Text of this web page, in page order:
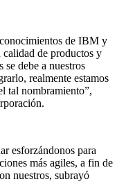
de IBM y
calidad de productos y
se debe a nuestros
realmente estamos
tal nombramiento”,
esforzándonos para
más agiles, a fin de
nuestros, subrayó